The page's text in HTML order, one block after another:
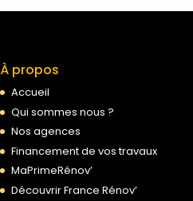
À propos
Accueil
Qui sommes nous ?
Nos agences
Financement de vos travaux
MaPrimeRénov’
Découvrir France Rénov’